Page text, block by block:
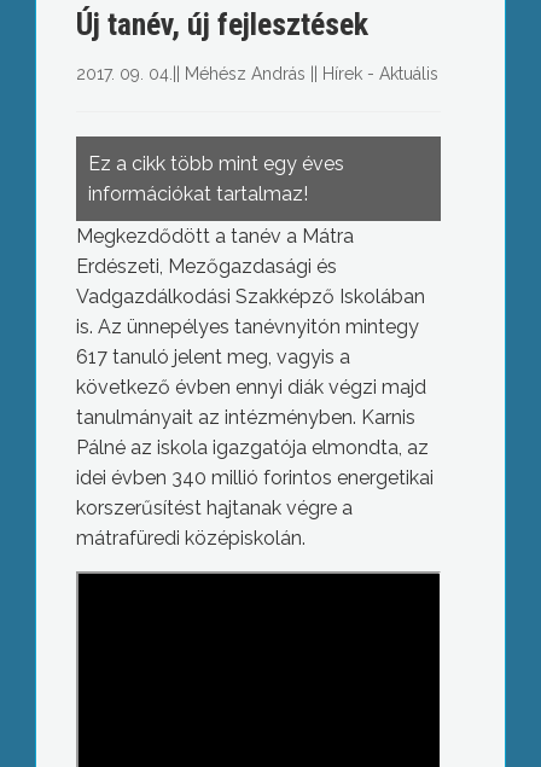
Új tanév, új fejlesztések
2017. 09. 04. Méhész András Hírek - Aktuális
Ez a cikk több mint egy éves
információkat tartalmaz!
Megkezdődött a tanév a Mátra
Erdészeti, Mezőgazdasági és
Vadgazdálkodási Szakképző Iskolában
is. Az ünnepélyes tanévnyitón mintegy
617 tanuló jelent meg, vagyis a
következő évben ennyi diák végzi majd
tanulmányait az intézményben. Karnis
Pálné az iskola igazgatója elmondta, az
idei évben 340 millió forintos energetikai
korszerűsítést hajtanak végre a
mátrafüredi középiskolán.